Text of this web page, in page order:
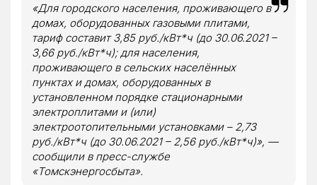
«Для городского населения, проживающего в
домах, оборудованных газовыми плитами,
тариф составит 3,85 руб./кВт*ч (до 30.06.2021 –
3,66 руб./кВт*ч); для населения,
проживающего в сельских населённых
пунктах и домах, оборудованных в
установленном порядке стационарными
электроплитами и (или)
электроотопительными установками – 2,73
руб./кВт*ч (до 30.06.2021 – 2,56 руб./кВт*ч)», —
сообщили в пресс-службе
«Томскэнергосбыта».